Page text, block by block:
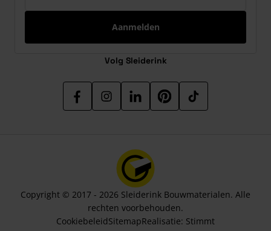
Aanmelden
Volg Sleiderink
Copyright © 2017 - 2026 Sleiderink Bouwmaterialen. Alle
rechten voorbehouden.
CookiebeleidSitemapRealisatie: Stimmt